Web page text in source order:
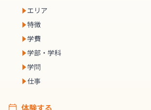
エリア
特徴
学費
学部・学科
学問
仕事
体験する